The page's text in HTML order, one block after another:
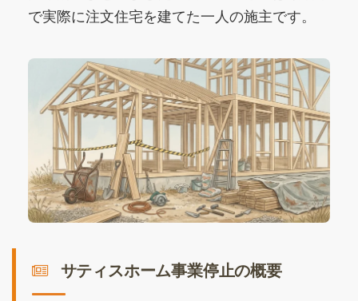
で実際に注文住宅を建てた一人の施主です。
サティスホーム事業停止の概要